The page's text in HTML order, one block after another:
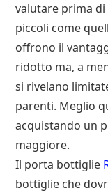
valutare prima
piccoli come
offrono il
ridotto ma, a
si rivelano
parenti. Meglio
acquistando un
maggiore.
Il porta bottiglie
bottiglie che